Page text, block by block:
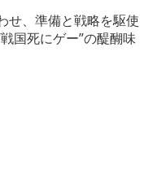
せ、準備と戦略を駆使
国死にゲー”の醍醐味